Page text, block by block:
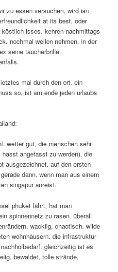
zu essen versuchen, wird ian
at its best. oder
isses. kehren nachmittags
nochmal wellen nehmen. in der
seine taucherbrille.
mal durch den ort. ein
so, ist am ende jeden urlaubs
wetter gut, die menschen sehr
angefasst zu werden), die
ausgezeichnet. auf den ersten
dann, wenn man aus einem
singapur anreist.
phuket fährt, hat man
spinnennetz zu rasen. überall
wacklig, chaotisch. wilde
wohnhäusern. die infrastruktur
gleichzeitig ist es
bewaldet, tolle strände,